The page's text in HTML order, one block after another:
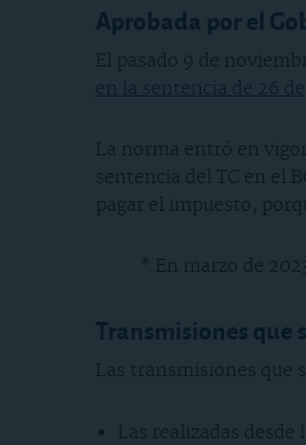
Aprobada por el
El pasado 9 de
en la sentencia de 26
La norma entró en
sentencia del TC en el
pagar el impuesto,
* En marzo de
Transmisiones que
Las transmisiones que
Las realizadas